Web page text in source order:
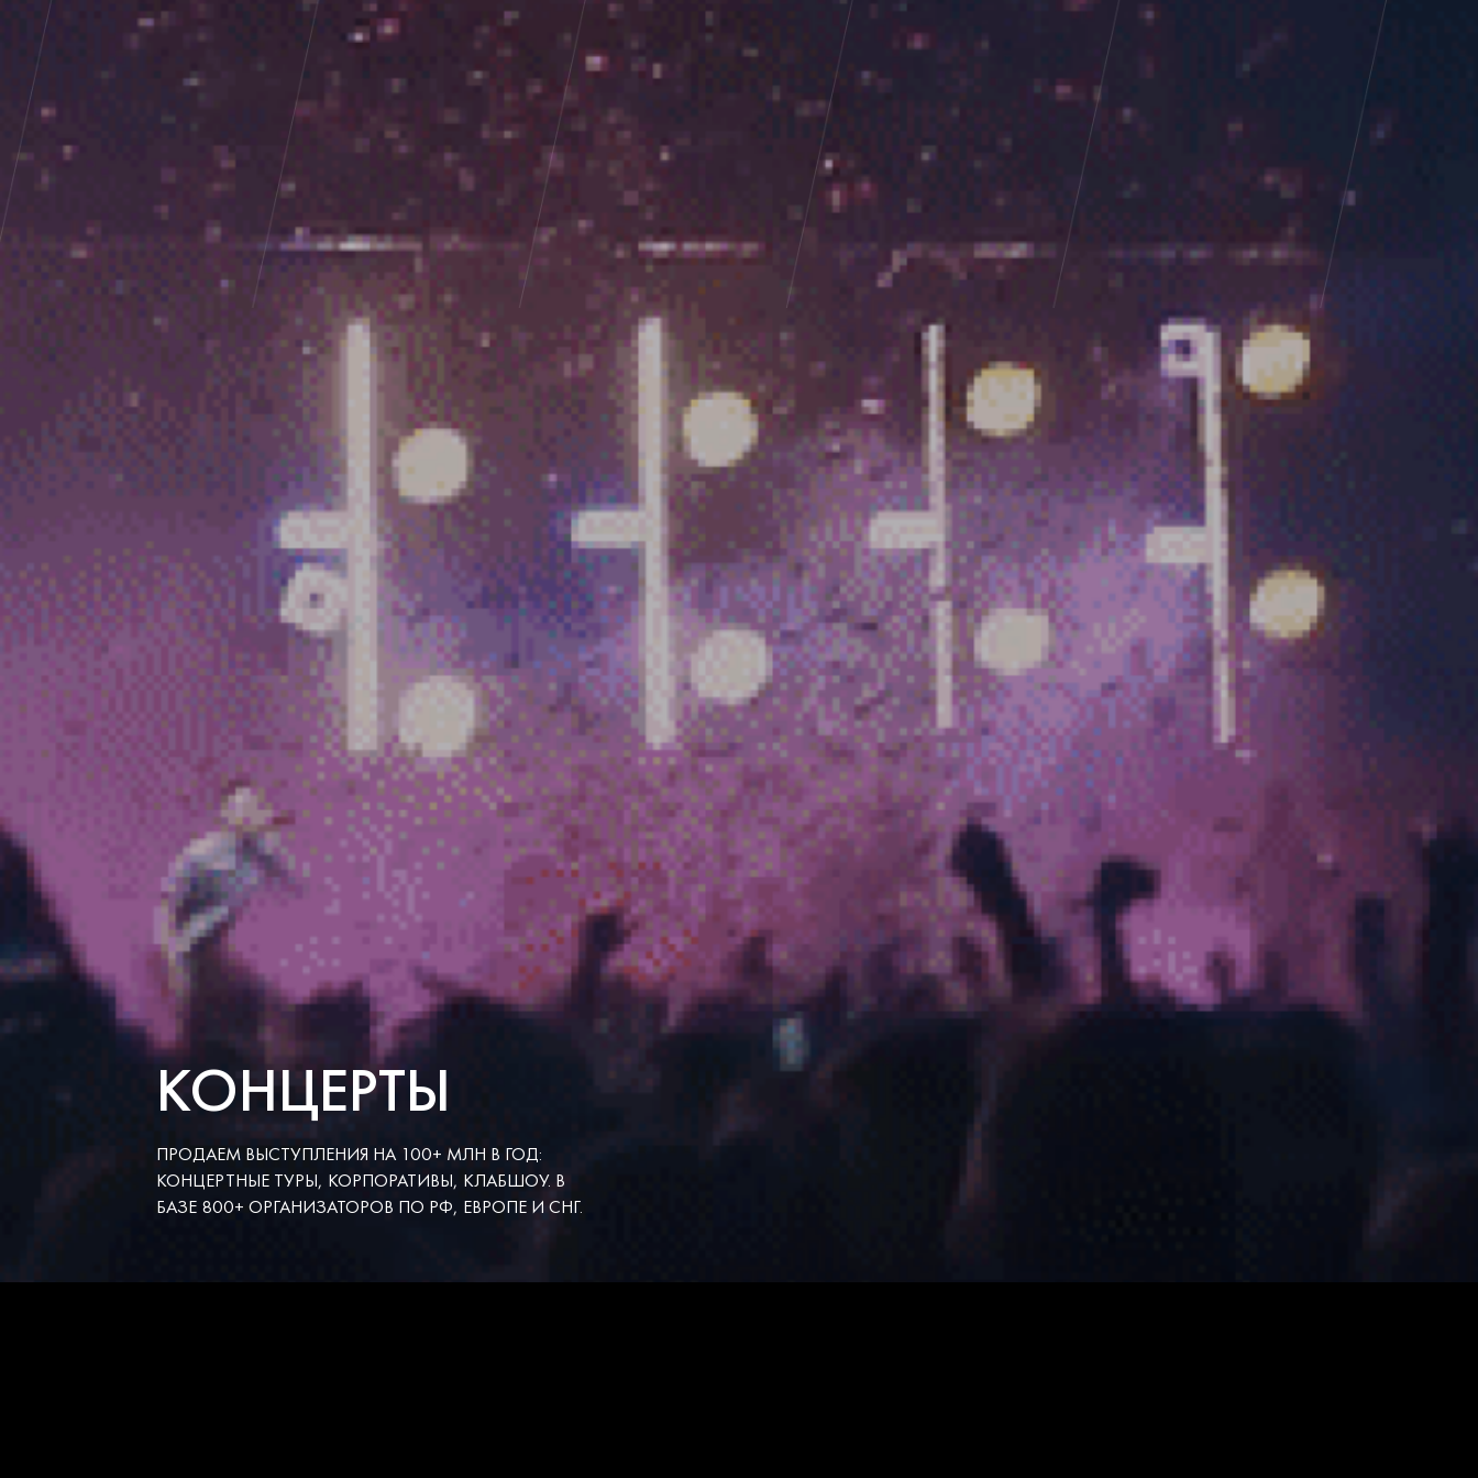
КОНЦЕРТЫ
ПРОДАЕМ ВЫСТУПЛЕНИЯ НА 100+ МЛН В ГОД:
КОНЦЕРТНЫЕ ТУРЫ, КОРПОРАТИВЫ, КЛАБШОУ. В
БАЗЕ 800+ ОРГАНИЗАТОРОВ ПО РФ, ЕВРОПЕ И СНГ.